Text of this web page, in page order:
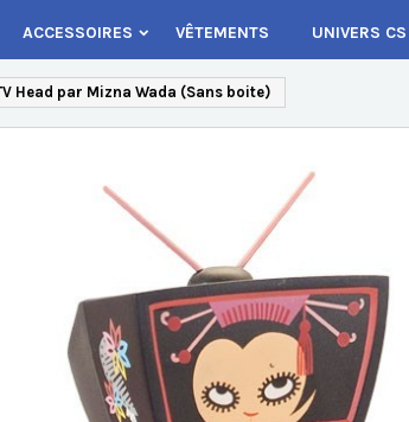
ACCESSOIRES VÊTEMENTS UNIVERS CS
Head par Mizna Wada (Sans boite)